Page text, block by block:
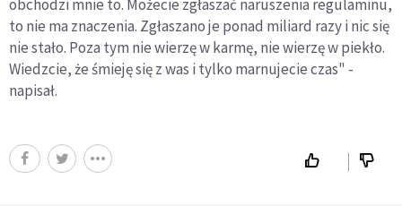
obchodzi mnie to. Możecie zgłaszać naruszenia regulaminu,
to nie ma znaczenia. Zgłaszano je ponad miliard razy i nic się
nie stało. Poza tym nie wierzę w karmę, nie wierzę w piekło.
Wiedzcie, że śmieję się z was i tylko marnujecie czas" -
napisał.